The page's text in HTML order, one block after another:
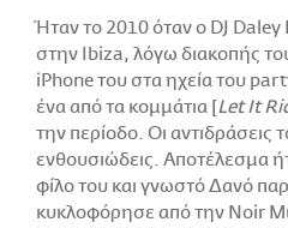
Ήταν το 2010 όταν ο DJ
στην Ibiza, λόγω διακοπής
iPhone του στα ηχεία του
ένα από τα κομμάτια [Let It
την περίοδο. Οι αντιδράσεις
ενθουσιώδεις. Αποτέλεσμα
φίλο του και γνωστό Δανό
κυκλοφόρησε από την Noir